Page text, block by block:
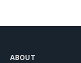
ABOUT